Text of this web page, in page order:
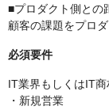
■プロダクト側との
顧客の課題をプロ
必須要件
IT業界もしくはIT
・新規営業